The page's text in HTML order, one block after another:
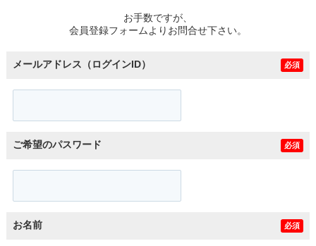
お手数ですが、
会員登録フォームよりお問合せ下さい。
メールアドレス（ログインID） 必須
ご希望のパスワード 必須
お名前 必須